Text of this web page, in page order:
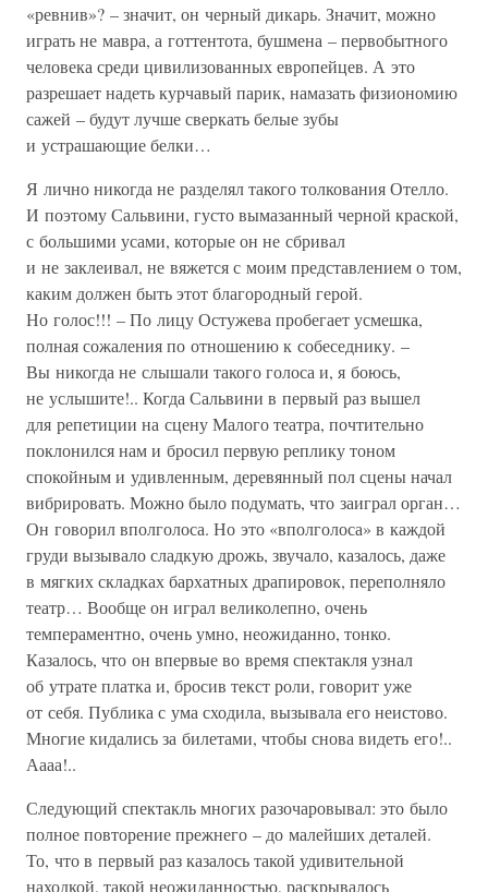
«ревнив»? – значит, он черный дикарь. Значит, можно
играть не мавра, а готтентота, бушмена – первобытного
человека среди цивилизованных европейцев. А это
разрешает надеть курчавый парик, намазать физиономию
сажей – будут лучше сверкать белые зубы
и устрашающие белки…
Я лично никогда не разделял такого толкования Отелло.
И поэтому Сальвини, густо вымазанный черной краской,
с большими усами, которые он не сбривал
и не заклеивал, не вяжется с моим представлением о том,
каким должен быть этот благородный герой.
Но голос!!! – По лицу Остужева пробегает усмешка,
полная сожаления по отношению к собеседнику. –
Вы никогда не слышали такого голоса и, я боюсь,
не услышите!.. Когда Сальвини в первый раз вышел
для репетиции на сцену Малого театра, почтительно
поклонился нам и бросил первую реплику тоном
спокойным и удивленным, деревянный пол сцены начал
вибрировать. Можно было подумать, что заиграл орган…
Он говорил вполголоса. Но это «вполголоса» в каждой
груди вызывало сладкую дрожь, звучало, казалось, даже
в мягких складках бархатных драпировок, переполняло
театр… Вообще он играл великолепно, очень
темпераментно, очень умно, неожиданно, тонко.
Казалось, что он впервые во время спектакля узнал
об утрате платка и, бросив текст роли, говорит уже
от себя. Публика с ума сходила, вызывала его неистово.
Многие кидались за билетами, чтобы снова видеть его!..
Аааа!..
Следующий спектакль многих разочаровывал: это было
полное повторение прежнего – до малейших деталей.
То, что в первый раз казалось такой удивительной
находкой, такой неожиданностью, раскрывалось